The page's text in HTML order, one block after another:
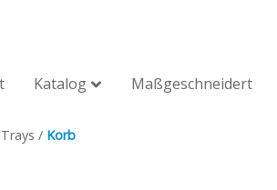
Katalog Maßgeschneidert
/ Korb